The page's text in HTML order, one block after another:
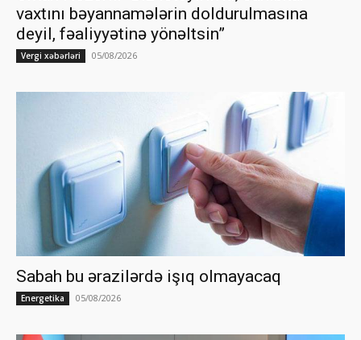
vaxtını bəyannamələrin doldurulmasına
deyil, fəaliyyətinə yönəltsin”
Vergi xəbərləri 05/08/2026
Sabah bu ərazilərdə işıq olmayacaq
Energetika 05/08/2026